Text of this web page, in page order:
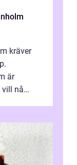
kräver
är
nå